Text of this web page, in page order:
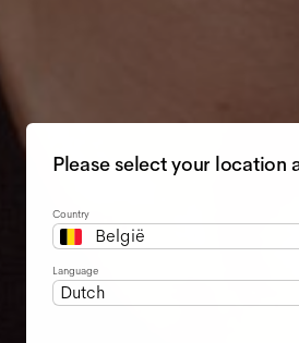
Please select your location
Country
België
Language
Dutch